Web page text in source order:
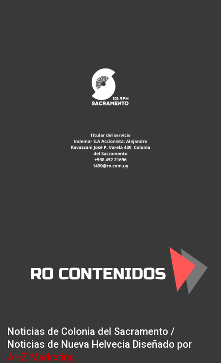
Noticias de Colonia del Sacramento /
Noticias de Nueva Helvecia Diseñado por
AHZ Marketing